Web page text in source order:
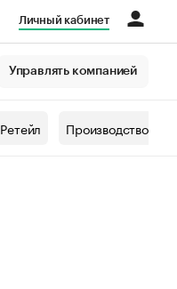
Личный кабинет
Управлять компанией
Ретейл Производство